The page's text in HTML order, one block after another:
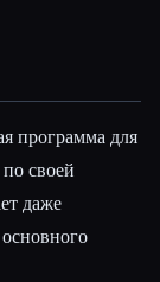
программа для
своей
даже